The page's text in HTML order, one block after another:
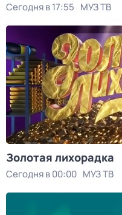
Сегодня в 17:55 МУЗ ТВ
Золотая лихорадка
Сегодня в 00:00 МУЗ ТВ